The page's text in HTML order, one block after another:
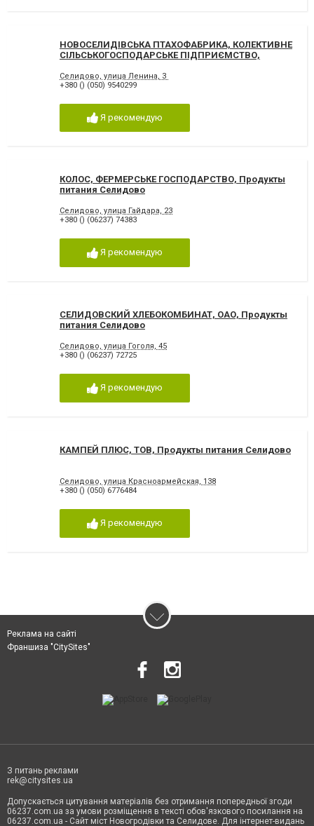
НОВОСЕЛИДІВСЬКА ПТАХОФАБРИКА, КОЛЕКТИВНЕ
СІЛЬСЬКОГОСПОДАРСЬКЕ ПІДПРИЄМСТВО,
Селидово, улица Ленина, 3
+380 () (050) 9540299
Я рекомендую
КОЛОС, ФЕРМЕРСЬКЕ ГОСПОДАРСТВО, Продукты
питания Селидово
Селидово, улица Гайдара, 23
+380 () (06237) 74383
Я рекомендую
СЕЛИДОВСКИЙ ХЛЕБОКОМБИНАТ, ОАО, Продукты
питания Селидово
Селидово, улица Гоголя, 45
+380 () (06237) 72725
Я рекомендую
КАМПЕЙ ПЛЮС, ТОВ, Продукты питания Селидово
Селидово, улица Красноармейская, 138
+380 () (050) 6776484
Я рекомендую
Реклама на сайті
Франшиза "CitySites"
З питань реклами
rek@citysites.ua
Допускається цитування матеріалів без отримання попередньої згоди
06237.com.ua за умови розміщення в тексті обов'язкового посилання на
06237.com.ua - Сайт міст Новогродівки та Селидове. Для інтернет-видань